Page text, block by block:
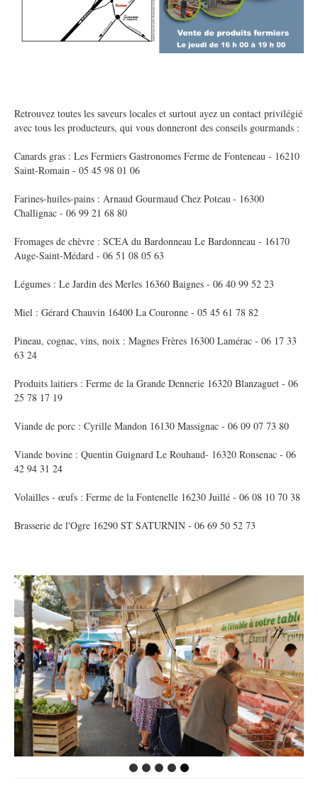
Retrouvez toutes les saveurs locales et surtout ayez un contact privilégié
avec tous les producteurs, qui vous donneront des conseils gourmands :
Canards gras : Les Fermiers Gastronomes Ferme de Fonteneau - 16210
Saint-Romain - 05 45 98 01 06
Farines-huiles-pains : Arnaud Gourmaud Chez Poteau - 16300
Challignac - 06 99 21 68 80
Fromages de chèvre : SCEA du Bardonneau Le Bardonneau - 16170
Auge-Saint-Médard - 06 51 08 05 63
Légumes : Le Jardin des Merles 16360 Baignes - 06 40 99 52 23
Miel : Gérard Chauvin 16400 La Couronne - 05 45 61 78 82
Pineau, cognac, vins, noix : Magnes Frères 16300 Lamérac - 06 17 33
63 24
Produits laitiers : Ferme de la Grande Dennerie 16320 Blanzaguet - 06
25 78 17 19
Viande de porc : Cyrille Mandon 16130 Massignac - 06 09 07 73 80
Viande bovine : Quentin Guignard Le Rouhaud- 16320 Ronsenac - 06
42 94 31 24
Volailles - œufs : Ferme de la Fontenelle 16230 Juillé - 06 08 10 70 38
Brasserie de l'Ogre 16290 ST SATURNIN - 06 69 50 52 73